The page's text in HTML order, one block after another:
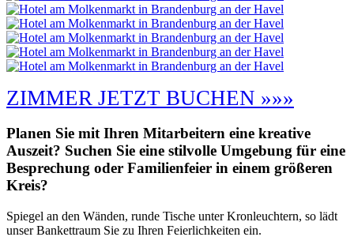
ZIMMER JETZT BUCHEN »»»
Planen Sie mit Ihren Mitarbeitern eine kreative
Auszeit? Suchen Sie eine stilvolle Umgebung für eine
Besprechung oder Familienfeier in einem größeren
Kreis?
Spiegel an den Wänden, runde Tische unter Kronleuchtern, so lädt
unser Bankettraum Sie zu Ihren Feierlichkeiten ein.